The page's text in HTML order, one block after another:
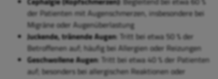
der Patienten mit Augenschmerzen, insbesondere bei
Migräne oder Augenüberlastung
Juckende, tränende Augen: Tritt bei etwa 50 % der
Betroffenen auf; häufig bei Allergien oder Reizungen
Geschwollene Augen: Tritt bei etwa 40 % der Patienten
auf; besonders bei allergischen Reaktionen oder